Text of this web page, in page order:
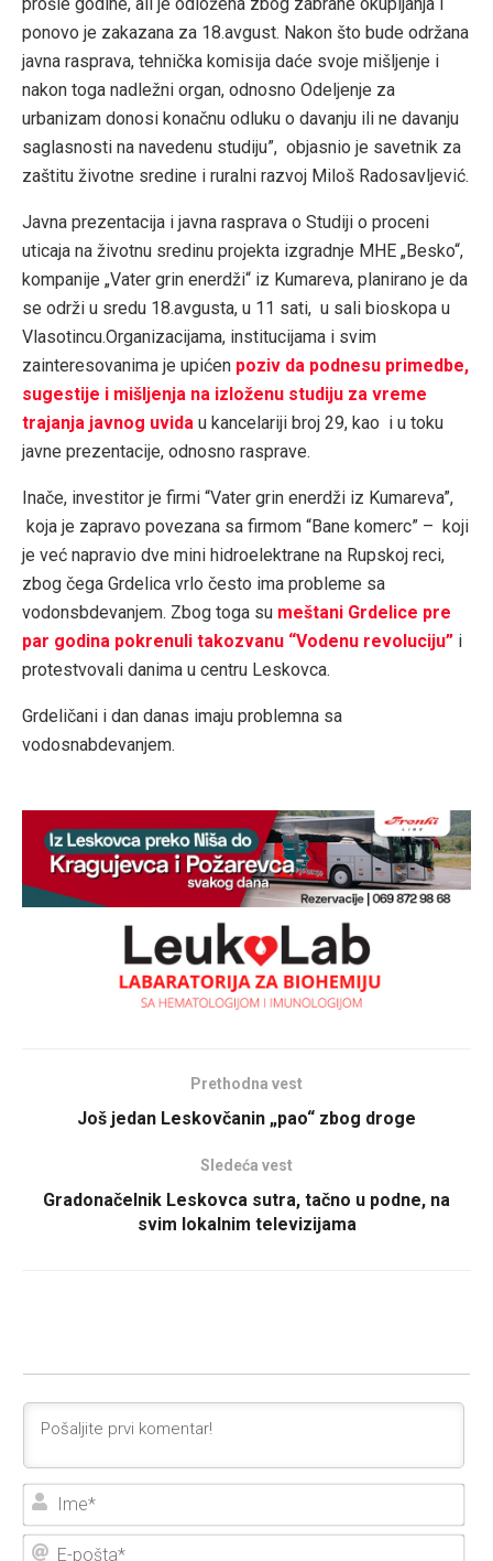
ponovo je zakazana za 18.avgust. Nakon što bude održana
javna rasprava, tehnička komisija daće svoje mišljenje i
nakon toga nadležni organ, odnosno Odeljenje za
urbanizam donosi konačnu odluku o davanju ili ne davanju
saglasnosti na navedenu studiju”, objasnio je savetnik za
zaštitu životne sredine i ruralni razvoj Miloš Radosavljević.
Javna prezentacija i javna rasprava o Studiji o proceni
uticaja na životnu sredinu projekta izgradnje MHE „Besko“,
kompanije „Vater grin enerdži“ iz Kumareva, planirano je da
se održi u sredu 18.avgusta, u 11 sati, u sali bioskopa u
Vlasotincu.Organizacijama, institucijama i svim
zainteresovanima je upićen poziv da podnesu primedbe,
sugestije i mišljenja na izloženu studiju za vreme
trajanja javnog uvida u kancelariji broj 29, kao i u toku
javne prezentacije, odnosno rasprave.
Inače, investitor je firmi “Vater grin enerdži iz Kumareva”,
koja je zapravo povezana sa firmom “Bane komerc” – koji
je već napravio dve mini hidroelektrane na Rupskoj reci,
zbog čega Grdelica vrlo često ima probleme sa
vodonsbdevanjem. Zbog toga su meštani Grdelice pre
par godina pokrenuli takozvanu “Vodenu revoluciju” i
protestvovali danima u centru Leskovca.
Grdeličani i dan danas imaju problemna sa
vodosnabdevanjem.
Prethodna vest
Još jedan Leskovčanin „pao“ zbog droge
Sledeća vest
Gradonačelnik Leskovca sutra, tačno u podne, na
svim lokalnim televizijama
E-